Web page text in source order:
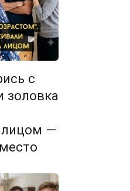
с
золовка
лицом —